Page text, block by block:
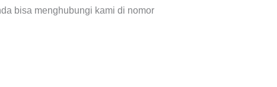
bisa menghubungi kami di nomor